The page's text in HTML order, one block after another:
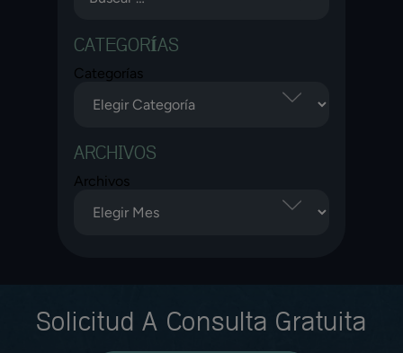
CATEGORÍAS
Categorías
ARCHIVOS
Archivos
Solicitud A Consulta Gratuita